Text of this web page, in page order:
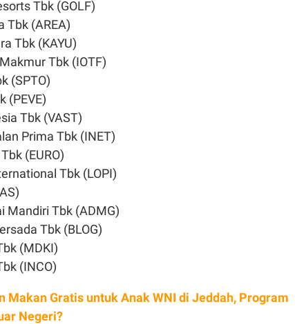
Tbk (GOLF)
Tbk (AREA)
Tbk (KAYU)
Tbk (IOTF)
(SPTO)
(PEVE)
Tbk (VAST)
Prima Tbk (INET)
(EURO)
Tbk (LOPI)
Mandiri Tbk (ADMG)
Tbk (BLOG)
(MDKI)
(INCO)
Makan Gratis untuk Anak WNI di Jeddah, Program
Negeri?